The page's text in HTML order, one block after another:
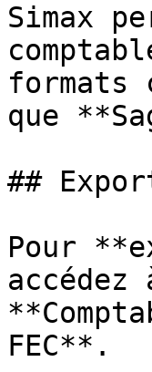
Simax
que
##
Pour
FEC**.